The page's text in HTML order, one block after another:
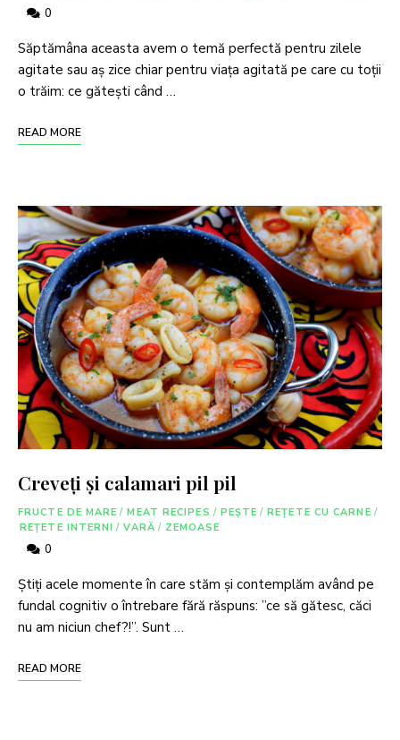
0
Săptămâna aceasta avem o temă perfectă pentru zilele
agitate sau aş zice chiar pentru viaţa agitată pe care cu toţii
o trăim: ce găteşti când …
READ MORE
Creveți și calamari pil pil
FRUCTE DE MARE / MEAT RECIPES / PEȘTE / REȚETE CU CARNE /
REȚETE INTERNI / VARĂ / ZEMOASE
0
Știți acele momente în care stăm și contemplăm având pe
fundal cognitiv o întrebare fără răspuns: ”ce să gătesc, căci
nu am niciun chef?!”. Sunt …
READ MORE